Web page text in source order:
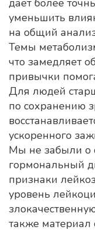
дает более
уменьшить
на общий
Темы
что замедляет
привычки
Для людей
по сохранению
ускоренного
Мы не забыли о
гормональный
признаки
уровень
также материал